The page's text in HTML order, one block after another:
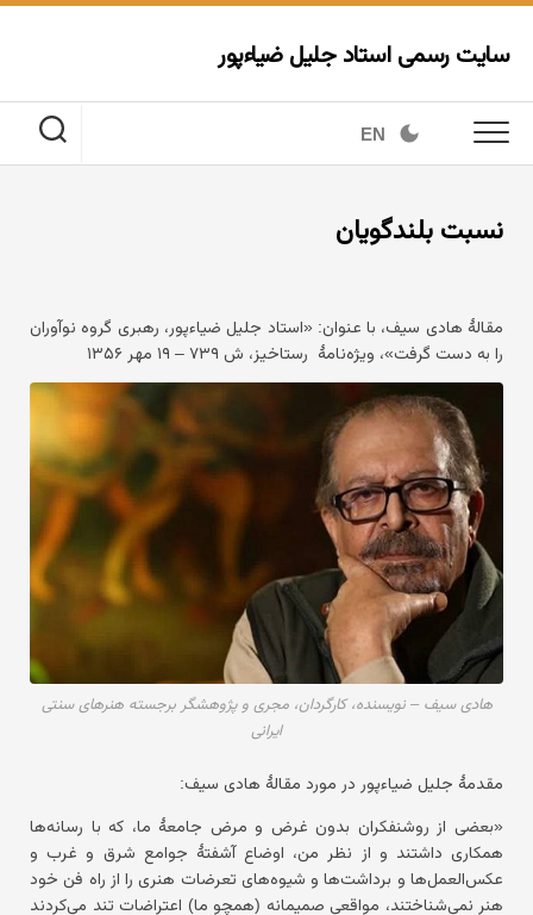
Skip
content
سایت رسمی استاد جلیل ضیاءپور
EN
نسبت بلندگویان
مقالهٔ هادی سیف، با عنوان: «استاد جلیل ضیاءپور، رهبری گروه نوآوران
را به دست گرفت»، ویژه‌نامهٔ رستاخیز، ش ۷۳۹ – ۱۹ مهر ۱۳۵۶
هادی سیف – نویسنده، کارگردان، مجری و پژوهشگر برجسته هنرهای سنتی
ایرانی
مقدمهٔ جلیل ضیاءپور در مورد مقالهٔ هادی سیف:
«بعضی از روشنفکران بدون غرض و مرض جامعهٔ ما، که با رسانه‌ها
همکاری داشتند و از نظر من، اوضاع آشفتهٔ جوامع شرق و غرب و
عکس‌العمل‌ها و برداشت‌ها و شیوه‌های تعرضات هنری را از راه فن خود
هنر نمی‌شناختند، مواقعی صمیمانه (همچو ما) اعتراضات تند می‌کردند